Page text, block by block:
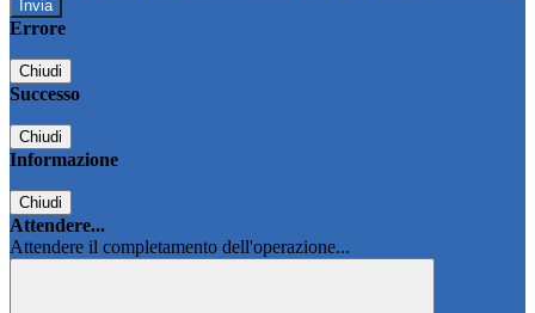
Errore
Chiudi
Successo
Chiudi
Informazione
Chiudi
Attendere...
Attendere il completamento dell'operazione...